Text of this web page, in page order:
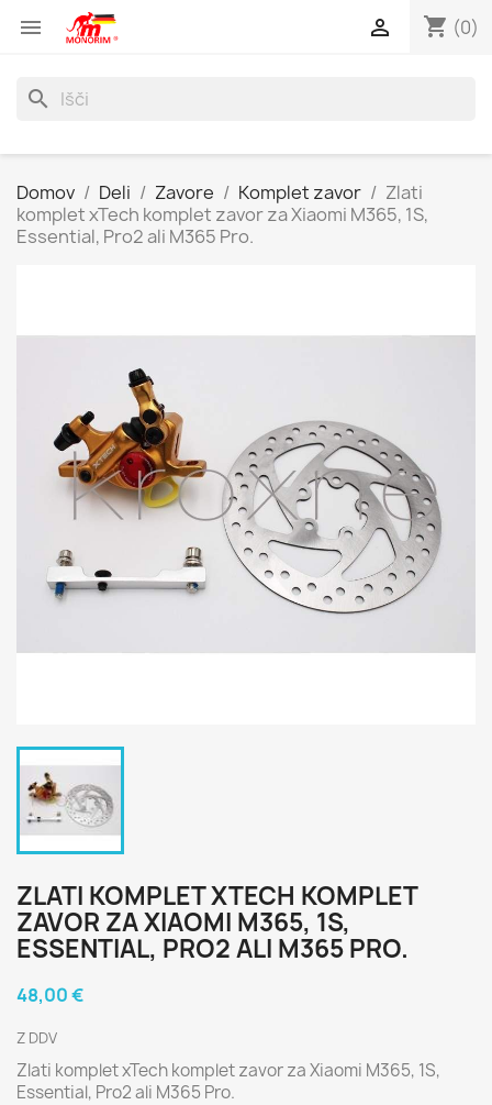
 shopping_cart (0)

search
Domov Deli Zavore Komplet zavor
Zlati
komplet xTech komplet zavor za Xiaomi M365, 1S,
Essential, Pro2 ali M365 Pro.
ZLATI KOMPLET XTECH KOMPLET
ZAVOR ZA XIAOMI M365, 1S,
ESSENTIAL, PRO2 ALI M365 PRO.
48,00 €
Z DDV
Zlati komplet xTech komplet zavor za Xiaomi M365, 1S,
Essential, Pro2 ali M365 Pro.